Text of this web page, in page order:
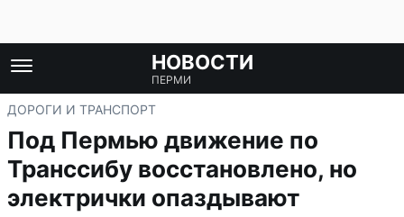
НОВОСТИ
ПЕРМИ
ДОРОГИ И ТРАНСПОРТ
Под Пермью движение по
Транссибу восстановлено, но
электрички опаздывают